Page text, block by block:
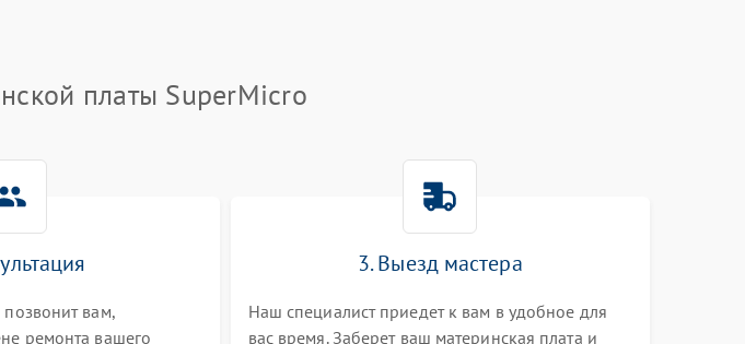
платы SuperMicro
вам,
ремонта вашего
3. Выезд мастера
Наш специалист приедет к вам в удобное для
вас время. Заберет ваш материнская плата и